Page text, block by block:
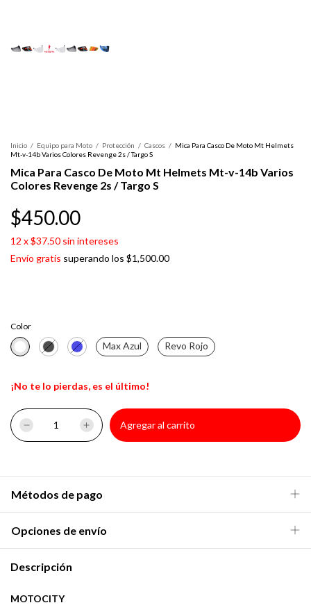
Inicio / Equipo para Moto / Protección / Cascos / Mica Para Casco De Moto Mt Helmets
Mt-v-14b Varios Colores Revenge 2s / Targo S
Mica Para Casco De Moto Mt Helmets Mt-v-14b Varios
Colores Revenge 2s / Targo S
$450.00
12 x$37.50 sin intereses
Envío gratis superando los $1,500.00
Color
Max Azul Revo Rojo
¡No te lo pierdas, es el último!
Métodos de pago
Opciones de envío
Descripción
MOTOCITY